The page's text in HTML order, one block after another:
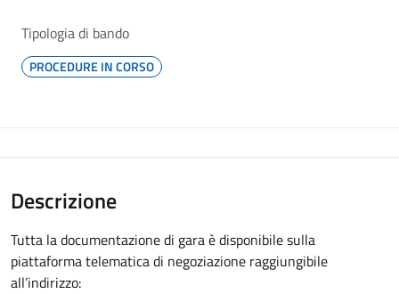
Tipologia di bando
PROCEDURE IN CORSO
Descrizione
Tutta la documentazione di gara è disponibile sulla
piattaforma telematica di negoziazione raggiungibile
all’indirizzo: